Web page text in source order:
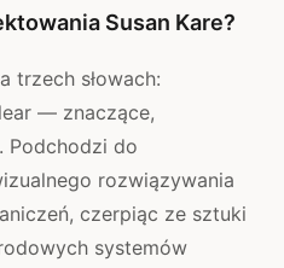
Susan Kare?
trzech słowach:
— znaczące,
Podchodzi do
rozwiązywania
czerpiąc ze sztuki
systemów